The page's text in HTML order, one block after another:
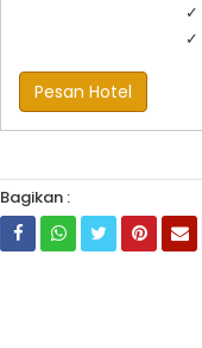
Pesan Hotel
Bagikan :